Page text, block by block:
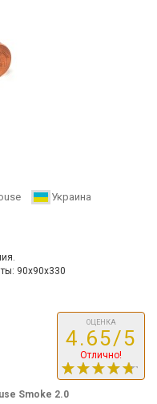
Украина
90x90x330
ОЦЕНКА
4.65/5
Отлично!
Smoke 2.0